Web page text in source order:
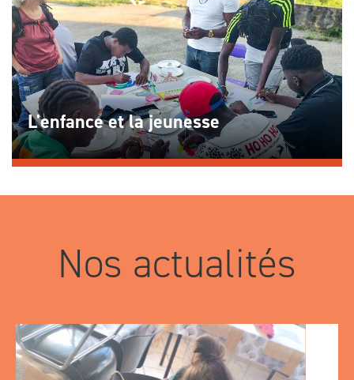
L'enfanceet la jeunesse
Nos actualités